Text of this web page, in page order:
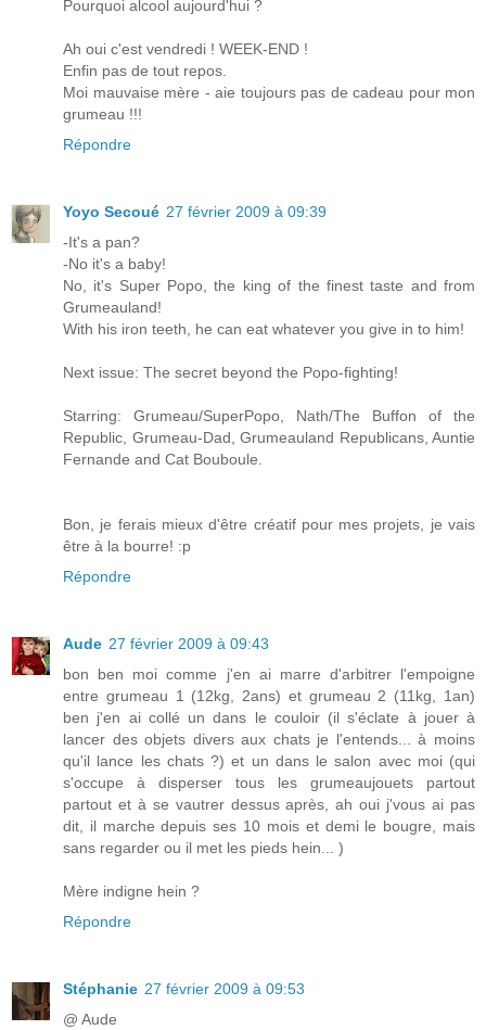
Pourquoi alcool aujourd'hui ?
Ah oui c'est vendredi ! WEEK-END !
Enfin pas de tout repos.
Moi mauvaise mère - aie toujours pas de cadeau pour mon
grumeau !!!
Répondre
Yoyo Secoué 27 février 2009 à 09:39
-It's a pan?
-No it's a baby!
No, it's Super Popo, the king of the finest taste and from
Grumeauland!
With his iron teeth, he can eat whatever you give in to him!
Next issue: The secret beyond the Popo-fighting!
Starring: Grumeau/SuperPopo, Nath/The Buffon of the
Republic, Grumeau-Dad, Grumeauland Republicans, Auntie
Fernande and Cat Bouboule.
Bon, je ferais mieux d'être créatif pour mes projets, je vais
être à la bourre! :p
Répondre
Aude 27 février 2009 à 09:43
bon ben moi comme j'en ai marre d'arbitrer l'empoigne
entre grumeau 1 (12kg, 2ans) et grumeau 2 (11kg, 1an)
ben j'en ai collé un dans le couloir (il s'éclate à jouer à
lancer des objets divers aux chats je l'entends... à moins
qu'il lance les chats ?) et un dans le salon avec moi (qui
s'occupe à disperser tous les grumeaujouets partout
partout et à se vautrer dessus après, ah oui j'vous ai pas
dit, il marche depuis ses 10 mois et demi le bougre, mais
sans regarder ou il met les pieds hein... )
Mère indigne hein ?
Répondre
Stéphanie 27 février 2009 à 09:53
@ Aude